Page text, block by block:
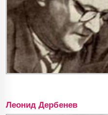
Леонид Дербенев